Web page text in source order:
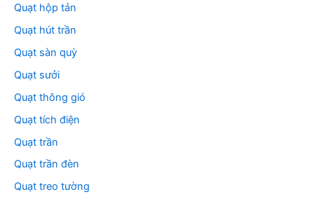
Quạt hộp tản
Quạt hút trần
Quạt sàn quỳ
Quạt sưởi
Quạt thông gió
Quạt tích điện
Quạt trần
Quạt trần đèn
Quạt treo tường